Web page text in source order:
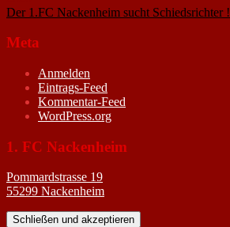
Der 1.FC Nackenheim sucht Schiedsrichter !
Meta
Anmelden
Eintrags-Feed
Kommentar-Feed
WordPress.org
1. FC Nackenheim
Pommardstrasse 19
55299 Nackenheim